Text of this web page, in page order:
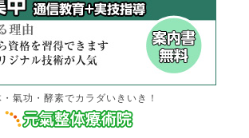
・氣功・酵素でカラダいきいき！